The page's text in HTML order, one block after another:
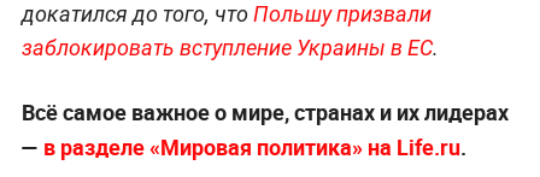
докатился до того, чтоПольшу призвали
заблокировать вступление Украины в ЕС.
Всё самое важное о мире, странах и их лидерах
— в разделе «Мировая политика» на Life.ru.